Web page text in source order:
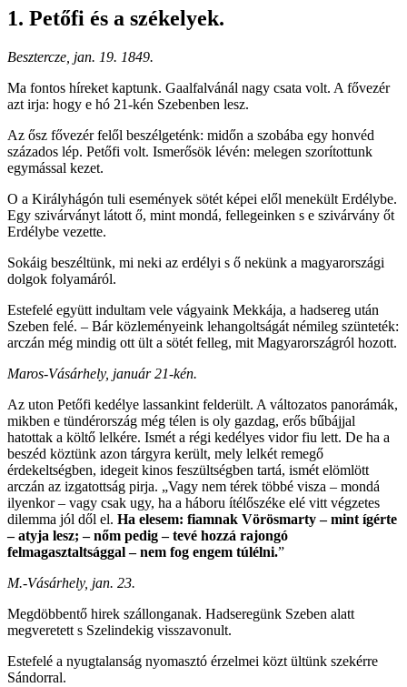
1. Petőfi és a székelyek.
Besztercze, jan. 19. 1849.
Ma fontos híreket kaptunk. Gaalfalvánál nagy csata volt. A fővezér
azt irja: hogy e hó 21-kén Szebenben lesz.
Az ősz fővezér felől beszélgeténk: midőn a szobába egy honvéd
százados lép. Petőfi volt. Ismerősök lévén: melegen szorítottunk
egymással kezet.
O a Királyhágón tuli események sötét képei elől menekült Erdélybe.
Egy szivárványt látott ő, mint mondá, fellegeinken s e szivárvány őt
Erdélybe vezette.
Sokáig beszéltünk, mi neki az erdélyi s ő nekünk a magyarországi
dolgok folyamáról.
Estefelé együtt indultam vele vágyaink Mekkája, a hadsereg után
Szeben felé. – Bár közleményeink lehangoltságát némileg szünteték:
arczán még mindig ott ült a sötét felleg, mit Magyarországról hozott.
Maros-Vásárhely, január 21-kén.
Az uton Petőfi kedélye lassankint felderült. A változatos panorámák,
mikben e tündérország még télen is oly gazdag, erős bűbájjal
hatottak a költő lelkére. Ismét a régi kedélyes vidor fiu lett. De ha a
beszéd köztünk azon tárgyra került, mely lelkét remegő
érdekeltségben, idegeit kinos feszültségben tartá, ismét elömlött
arczán az izgatottság pirja. „Vagy nem térek többé visza – mondá
ilyenkor – vagy csak ugy, ha a háboru ítélőszéke elé vitt végzetes
dilemma jól dől el. Ha elesem: fiamnak Vörösmarty – mint ígérte
– atyja lesz; – nőm pedig – tevé hozzá rajongó
felmagasztaltsággal – nem fog engem túlélni.”
M.-Vásárhely, jan. 23.
Megdöbbentő hirek szállonganak. Hadseregünk Szeben alatt
megveretett s Szelindekig visszavonult.
Estefelé a nyugtalanság nyomasztó érzelmei közt ültünk szekérre
Sándorral.